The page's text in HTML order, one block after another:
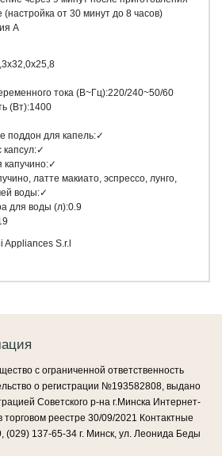
от 30 минут до 8 часов)
А
тока (В~Гц):220/240~50/60
(Вт):1400
поддон для капель:✓
капсул:✓
капучино:✓
латте макиато, эспрессо, лунго,
воды:✓
для воды (л):0.9
Appliances S.r.l
с ограниченной ответственность
о регистрации №193582808, выдано
Советского р-на г.Минска Интернет-
торговом реестре 30/09/2021 Контактные
137-65-34 г. Минск, ул. Леонида Беды